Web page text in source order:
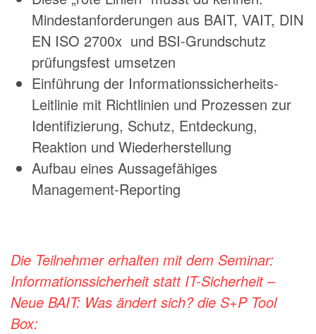
Mindestanforderungen aus BAIT, VAIT, DIN
EN ISO 2700x und BSI-Grundschutz
prüfungsfest umsetzen
Einführung der Informationssicherheits-
Leitlinie mit Richtlinien und Prozessen zur
Identifizierung, Schutz, Entdeckung,
Reaktion und Wiederherstellung
Aufbau eines Aussagefähiges
Management-Reporting
Die Teilnehmer erhalten mit dem Seminar:
Informationssicherheit statt IT-Sicherheit –
Neue BAIT: Was ändert sich? die S+P Tool
Box: